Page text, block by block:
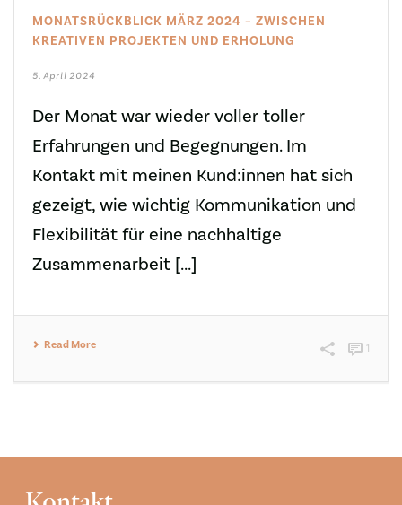
MONATSRÜCKBLICK MÄRZ 2024 – ZWISCHEN
KREATIVEN PROJEKTEN UND ERHOLUNG
5. April 2024
Der Monat war wieder voller toller
Erfahrungen und Begegnungen. Im
Kontakt mit meinen Kund:innen hat sich
gezeigt, wie wichtig Kommunikation und
Flexibilität für eine nachhaltige
Zusammenarbeit [...]
Read More 1